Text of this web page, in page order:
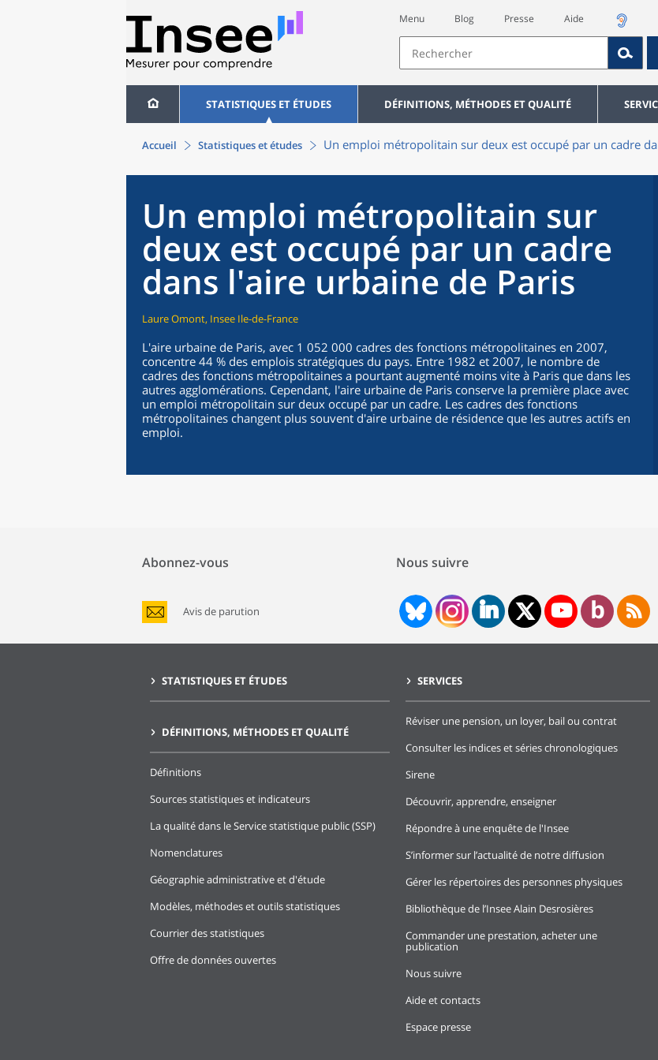
Menu Blog Presse Aide
STATISTIQUES ET ÉTUDES DÉFINITIONS, MÉTHODES ET QUALITÉ
Accueil Statistiques et études Un emploi métropolitain sur deux est occupé par un cadre
Un emploi métropolitain sur
deux est occupé par un cadre
dans l'aire urbaine de Paris
Laure Omont, Insee Ile-de-France
L'aire urbaine de Paris, avec 1 052 000 cadres des fonctions métropolitaines en 2007,
concentre 44 % des emplois stratégiques du pays. Entre 1982 et 2007, le nombre de
cadres des fonctions métropolitaines a pourtant augmenté moins vite à Paris que dans les
autres agglomérations. Cependant, l'aire urbaine de Paris conserve la première place avec
un emploi métropolitain sur deux occupé par un cadre. Les cadres des fonctions
métropolitaines changent plus souvent d'aire urbaine de résidence que les autres actifs en
emploi.
Abonnez-vous
Avis de parution
Nous suivre
STATISTIQUES ET ÉTUDES
DÉFINITIONS, MÉTHODES ET QUALITÉ
Définitions
Sources statistiques et indicateurs
La qualité dans le Service statistique public (SSP)
Nomenclatures
Géographie administrative et d'étude
Modèles, méthodes et outils statistiques
Courrier des statistiques
Offre de données ouvertes
SERVICES
Réviser une pension, un loyer, bail ou contrat
Consulter les indices et séries chronologiques
Sirene
Découvrir, apprendre, enseigner
Répondre à une enquête de l'Insee
S’informer sur l’actualité de notre diffusion
Gérer les répertoires des personnes physiques
Bibliothèque de l’Insee Alain Desrosières
Commander une prestation, acheter une
publication
Nous suivre
Aide et contacts
Espace presse